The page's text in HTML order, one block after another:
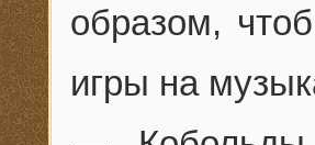
образом,
игры на